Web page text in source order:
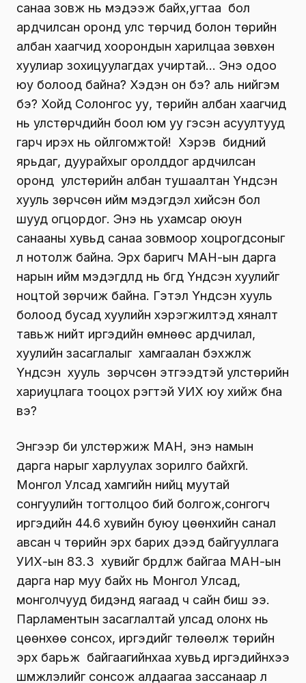
санаа зовж нь мэдээж байх,угтаа бол
ардчилсан оронд улс төрчид болон төрийн
албан хаагчид хоорондын харилцаа зөвхөн
хуулиар зохицуулагдах учиртай… Энэ одоо
юу болоод байна? Хэдэн он бэ? аль нийгэм
бэ? Хойд Солонгос уу, төрийн албан хаагчид
нь улстөрчдийн боол юм уу гэсэн асуултууд
гарч ирэх нь ойлгомжтой! Хэрэв бидний
ярьдаг, дуурайхыг оролддог ардчилсан
оронд улстөрийн албан ту­шаалтан Үндсэн
хууль зөрчсөн ийм мэдэг­дэл хийсэн бол
шууд огцордог. Энэ нь ухамсар оюун
санааны хувьд санаа зовмоор хоцрогдсоныг
л нотолж байна. Эрх баригч МАН-ын дарга
нарын ийм мэдэгдлүүд нь бүгд Үндсэн хуулийг
ноцтой зөрчиж байна. Гэтэл Үндсэн хууль
болоод бусад хуулийн хэрэгжилтэд хяналт
тавьж нийт иргэдийн өмнөөс ардчилал,
хуулийн засаг­лалыг хамгаалан бэхжүүлж
Үндсэн хууль зөрчсөн этгээдтэй улстөрийн
ха­риуц­лага тооцох үүрэгтэй УИХ юу хийж бна
вэ?
Энүүгээр би улстөржиж МАН, энэ намын
дарга нарыг харлуулах зорилго байхгүй.
Монгол Улсад хам­гийн нийц муутай
сонгуулийн тогтолцоо бий бол­гож,сонгогч
иргэдийн 44.6 хувийн буюу цөөнхийн санал
авсан ч төрийн эрх барих дээд байгууллага
УИХ-ын 83.3 хувийг бүрдүүлж байгаа МАН-ын
дарга нар муу байх нь Монгол Улсад,
монголчууд бидэнд яагаад ч сайн биш ээ.
Парламентын засаг­лалтай улсад олонх нь
цөөнхөө сон­сох, иргэдийг төлөөлж төрийн
эрх барьж байгаагийнхаа хувьд иргэдийнхээ
шүүмжлэлийг сонсож алдаагаа зассанаар л